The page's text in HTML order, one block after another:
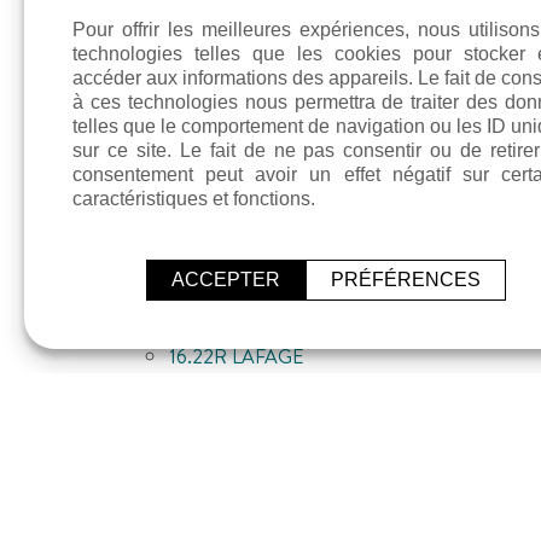
LAFAGE à Pontonx sur
Retrouvez les étiquettes CE de nos produits :
0.1R LAFAGE
0.2R LAFAGE
0.4R LAFAGE
4.8R LAFAGE
4.16R LAFAGE
16.22R LAFAGE
Pour offrir les meilleures expériences, nous
technologies telles que les cookies pour stocker
accéder aux informations des appareils. Le fait de
à ces technologies nous permettra de traiter des
telles que le comportement de navigation ou les ID
sur ce site. Le fait de ne pas consentir ou de
consentement peut avoir un effet négatif sur
caractéristiques et fonctions.
ACCEPTER PRÉFÉRENCES